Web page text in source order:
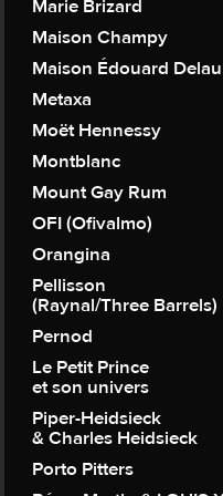
Marie Brizard
Maison Champy
Maison Édouard
Metaxa
Moët Hennessy
Montblanc
Mount Gay Rum
OFI (Ofivalmo)
Orangina
Pellisson
(Raynal/Three Barrels)
Pernod
Le Petit Prince
et son univers
Piper-Heidsieck
& Charles Heidsieck
Porto Pitters